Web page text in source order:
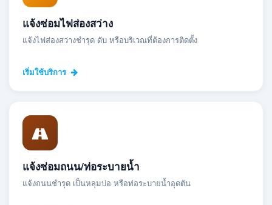
แจ้งซ่อมไฟส่องสว่าง
แจ้งไฟส่องสว่างชำรุด ดับ หรือบริเวณที่ต้องการติดตั้ง
เริ่มใช้บริการ
แจ้งซ่อมถนน/ท่อระบายน้ำ
แจ้งถนนชำรุด เป็นหลุมบ่อ หรือท่อระบายน้ำอุดตัน